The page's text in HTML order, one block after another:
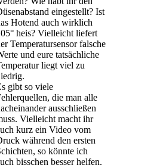
eingestellt? Ist
Hotend auch wirklich
heis? Vielleicht liefert
Temperatursensor falsche
und eure tatsächliche
liegt viel zu
gibt so viele
die man alle
ausschließen
Vielleicht macht ihr
kurz ein Video vom
während den ersten
so könnte ich
bisschen besser helfen.